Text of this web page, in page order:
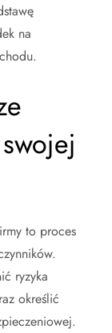
na
to proces
ryzyka
określić